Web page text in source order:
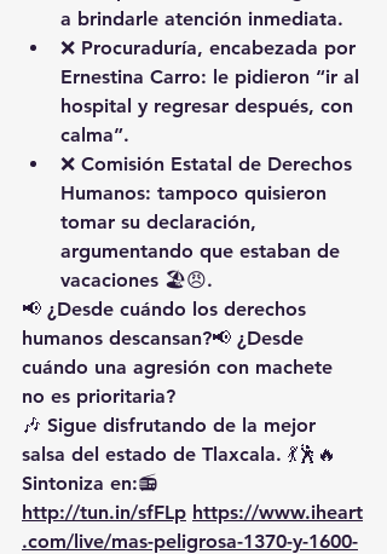
a brindarle atención inmediata.
❌ Procuraduría, encabezada por
Ernestina Carro: le pidieron “ir al
hospital y regresar después, con
calma”.
❌ Comisión Estatal de Derechos
Humanos: tampoco quisieron
tomar su declaración,
argumentando que estaban de
vacaciones 🏖️😠.
📢 ¿Desde cuándo los derechos
humanos descansan?📢 ¿Desde
cuándo una agresión con machete
no es prioritaria?
🎶 Sigue disfrutando de la mejor
salsa del estado de Tlaxcala. 💃🕺🔥
Sintoniza en:📻
http://tun.in/sfFLp https://www.iheart
.com/live/mas-peligrosa-1370-y-1600-